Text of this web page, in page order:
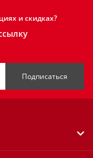
и скидках?
Подписаться